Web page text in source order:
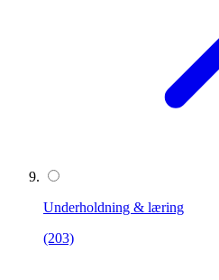
Underholdning & læring
(203)